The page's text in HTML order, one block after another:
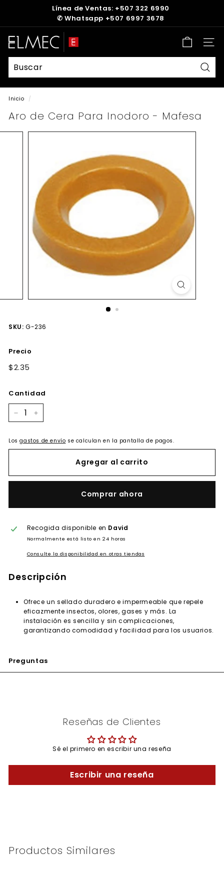
diapositivas
pausa
Línea de Ventas: +507 322 6990
✆ Whatsapp +507 6997 3678
E
L
M
E
C
Inicio /
Aro de Cera Para Inodoro - Mafesa
SKU: G-236
Precio
Precio
$2.35
Cantidad
Losgastos de envío se calculan en la pantalla de pagos.
Agregar al carrito
Comprar ahora
Recogida disponible en David
Normalmente está listo en 24 horas
Consulte la disponibilidad en otras tiendas
Descripción
Ofrece un sellado duradero e impermeable que repele
eficazmente insectos, olores, gases y más. La
instalación es sencilla y sin complicaciones,
garantizando comodidad y facilidad para los usuarios.
Preguntas
Reseñas de Clientes
Sé el primero en escribir una reseña
Escribir una reseña
Productos Similares